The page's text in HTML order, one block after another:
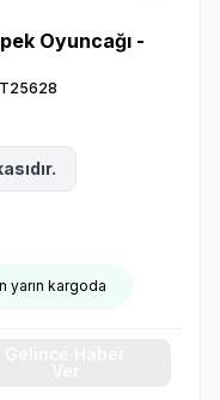
Oyuncağı -
T25628
yarın kargoda